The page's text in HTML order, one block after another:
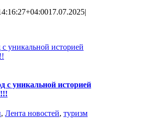
17.07.2025|
с уникальной историей
с уникальной историей
, Лента новостей, туризм